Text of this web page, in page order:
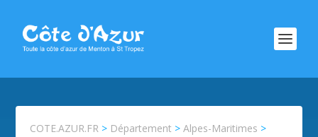
COTE.AZUR.FR > Département >Alpes-Maritimes >